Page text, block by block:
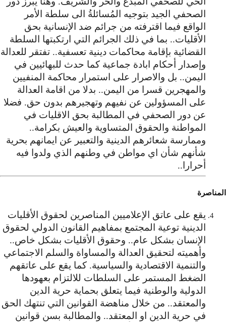
الصحفي الجيد بتوجيه المُسائلةُ الى سلطة الأمر
الواقع فيما اقترفته من جرائم ضد الإنسانية بحق
الأقليات.. بما في ذلك الجرائم التي ارتكبتها السلطة
القضائية بإقامة محاكمات دينية تعسفية.. تفتقر للعدالة
وإصدار أحكام ابادة جماعية كما حدث للبهائيين في
اليمن.. بل والاصرار على استمرار محاكمة المنفيين
والمهجرين قسرا من اليمن.. بدلا من اقامة العدالة
على المسؤولين عن نفيهم وتهجيرهم بدون حق. فضلا
عن دور الصحفي في المطالبة بحق الاقليات في
المواطنة والحقوق المتساوية والعيش بكرامة..
وممارسة شعائرهم الدينية والتعبير عن ايمانهم بحرية
شأنهم شأن اي مواطن في وطنهم الذي ولدوا فيه
أحرارا..
المناصرة
يقع على عاتق الإعلاميين المناصرين لحقوق الأقليات
الدينية توعية المجتمع بمفاهيم القانون الدولي لحقوق
الإنسان بشكل عام.. وحقوق الأقليات بشكل خاص..
وأهميته لتحقيق العدالة والمساواة والسلم الاجتماعي
والتنمية الاقتصادية والسياسية. كما يقع على عاتقهم
الضغط المستمر على السلطات للالتزام بعهودها
الدولية والوطنية فيما يتعلق بحماية حرية الدين
والمعتقد.. من خلال مناهضة القوانين التي تنتهك الحق
في حرية الدين او المعتقد.. والمطالبة بسن قوانين